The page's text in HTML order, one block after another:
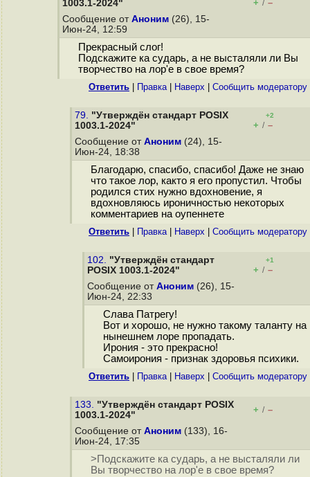
1003.1-2024" + / –
Сообщение от Аноним (26), 15-
Июн-24, 12:59
Прекрасный слог!
Подскажите ка сударь, а не высталяли ли Вы
творчество на лор'е в свое время?
Ответить Правка| Наверх Cообщить модератору
79. "Утверждён стандарт POSIX
1003.1-2024"
+2
+ / –
Сообщение от Аноним (24), 15-
Июн-24, 18:38
Благодарю, спасибо, спасибо! Даже не знаю
что такое лор, както я его пропустил. Чтобы
родился стих нужно вдохновение, я
вдохновляюсь ироничностью некоторых
комментариев на оупеннете
Ответить Правка| Наверх Cообщить модератору
102. "Утверждён стандарт
POSIX 1003.1-2024"
+1
+ / –
Сообщение от Аноним (26), 15-
Июн-24, 22:33
Слава Патрегу!
Вот и хорошо, не нужно такому таланту на
нынешнем лоре пропадать.
Ирония - это прекрасно!
Самоирония - признак здоровья психики.
Ответить Правка| Наверх Cообщить модератору
133. "Утверждён стандарт POSIX
1003.1-2024"
+ / –
Сообщение от Аноним (133), 16-
Июн-24, 17:35
>Подскажите ка сударь, а не высталяли ли
Вы творчество на лор'е в свое время?